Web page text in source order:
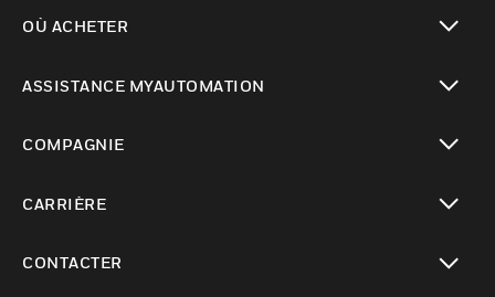
OÙ ACHETER
ASSISTANCE MYAUTOMATION
COMPAGNIE
CARRIÈRE
CONTACTER